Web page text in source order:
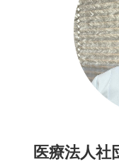
医療法人社